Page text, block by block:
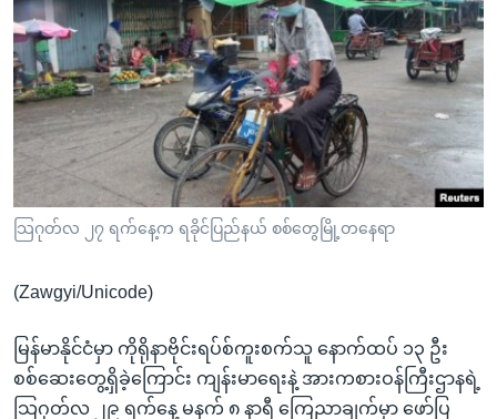
ရန်
ပင်မ
အ
ညွန်း
စာမျက်နှာ
ကျော်
ကြည့်
ရှာဖွေ
နေရာ
သို့
ကျော်
မကြေးမုံရဲ့ အင်္ဂလိပ်စာ
ရုပ်ရှင်ထဲက အင်္ဂလိပ်စာ
သုတပဒေသာ အင်္ဂလိပ်စာ
ရေဒီယို
တီဗွီ
ရေဒီယိုနှင့်ရုပ်သံ အချက်အလက်များ
ရေဒီယို/တီဗွီအစီအစဉ်
Learning English
ဗွီအိုအေ လူမှုကွန်ယက်များ
သြဂုတ်လ ၂၇ ရက်နေ့က ရခိုင်ပြည်နယ် စစ်တွေမြို့တနေရာ
(Zawgyi/Unicode)
မြန်မာနိုင်ငံမှာ ကိုရိုနာဗိုင်းရပ်စ်ကူးစက်သူ နောက်ထပ် ၁၃ ဦး
စစ်ဆေးတွေ့ရှိခဲ့ကြောင်း ကျန်းမာရေးနဲ့ အားကစားဝန်ကြီးဌာနရဲ့
သြဂုတ်လ ၂၉ ရက်နေ့ မနက် ၈ နာရီ ကြေညာချက်မှာ ဖော်ပြ